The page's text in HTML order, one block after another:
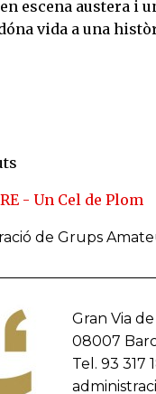
escena austera i
vida a una
- Un Cel de Plom
de Grups
Gran Via
08007
Tel. 93 317